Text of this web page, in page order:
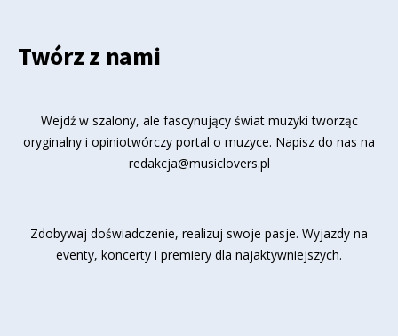
Twórz z nami
Wejdź w szalony, ale fascynujący świat muzyki tworząc
oryginalny i opiniotwórczy portal o muzyce. Napisz do nas na
redakcja@musiclovers.pl
Zdobywaj doświadczenie, realizuj swoje pasje. Wyjazdy na
eventy, koncerty i premiery dla najaktywniejszych.